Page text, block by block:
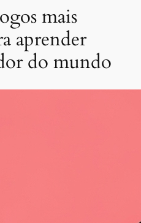
mais
aprender
do mundo